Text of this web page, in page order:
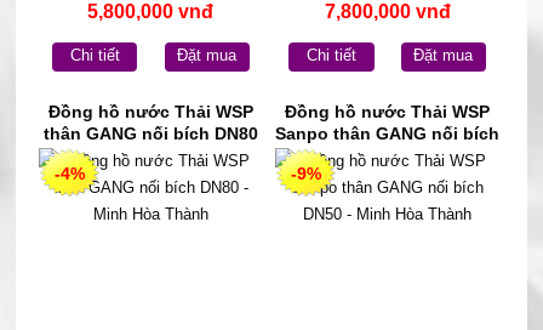
5,800,000 vnđ
Chi tiết Đặt mua
7,800,000 vnđ
Chi tiết Đặt mua
Đồng hồ nước Thải WSP
thân GANG nối bích DN80
- Minh Hòa Thành
-4%
Đồng hồ nước Thải WSP
Sanpo thân GANG nối bích
DN50 - Minh Hòa Thành
-9%